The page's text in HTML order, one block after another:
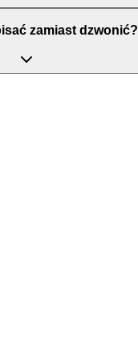
zamiast dzwonić?